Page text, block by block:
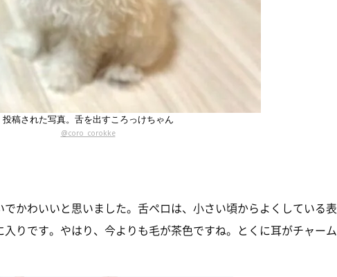
投稿された写真。舌を出すころっけちゃん
@coro_corokke
でかわいいと思いました。舌ペロは、小さい頃からよくしている表
りです。やはり、今よりも毛が茶色ですね。とくに耳がチャーム